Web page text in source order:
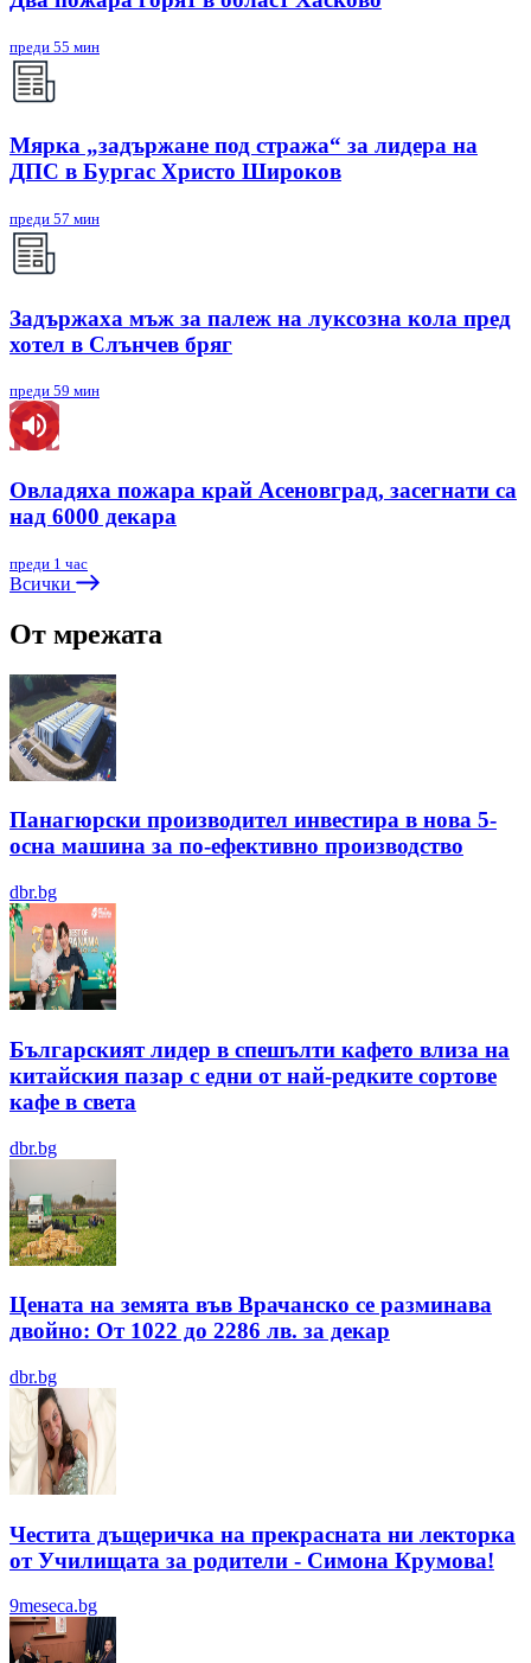
преди 55 мин
Мярка „задържане под стража“ за лидера на
ДПС в Бургас Христо Широков
преди 57 мин
Задържаха мъж за палеж на луксозна кола пред
хотел в Слънчев бряг
преди 59 мин
Овладяха пожара край Асеновград, засегнати са
над 6000 декара
преди 1 час
Всички
От мрежата
Панагюрски производител инвестира в нова 5-
осна машина за по-ефективно производство
dbr.bg
Българският лидер в спешълти кафето влиза на
китайския пазар с едни от най-редките сортове
кафе в света
dbr.bg
Цената на земята във Врачанско се разминава
двойно: От 1022 до 2286 лв. за декар
dbr.bg
Честита дъщеричка на прекрасната ни лекторка
от Училищата за родители - Симона Крумова!
9meseca.bg